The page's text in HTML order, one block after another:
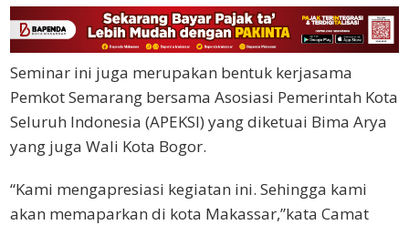
Seminar ini juga merupakan bentuk kerjasama
Pemkot Semarang bersama Asosiasi Pemerintah Kota
Seluruh Indonesia (APEKSI) yang diketuai Bima Arya
yang juga Wali Kota Bogor.
“Kami mengapresiasi kegiatan ini. Sehingga kami
akan memaparkan di kota Makassar,”kata Camat